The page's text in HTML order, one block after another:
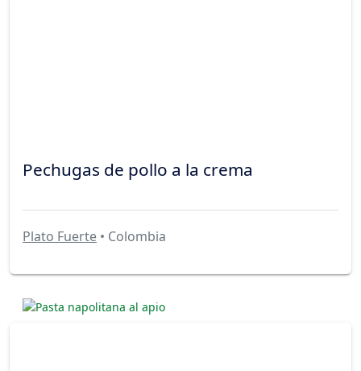
Pechugas de pollo a la crema
Plato Fuerte • Colombia